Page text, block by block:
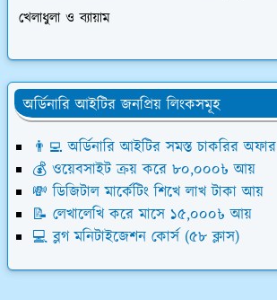
খেলাধুলা ও ব্যায়াম
অর্ডিনারি আইটির জনপ্রিয় লিংকসমূহ
👨‍💻 অর্ডিনারি আইটির সমস্ত চাকরির অফার
💰 ওয়েবসাইট ক্রয় করে ৮০,০০০৳ আয়
💸 ডিজিটাল মার্কেটিং শিখে লাখ টাকা আয়
📝 লেখালেখি করে মাসে ১৫,০০০৳ আয়
💻 ব্লগ মনিটাইজেশন কোর্স (৫৮ ক্লাস)